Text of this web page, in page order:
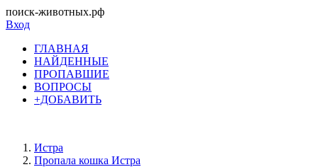
поиск-животных.рф
Вход
ГЛАВНАЯ
НАЙДЕННЫЕ
ПРОПАВШИЕ
ВОПРОСЫ
+ДОБАВИТЬ
Истра
Пропала кошка Истра